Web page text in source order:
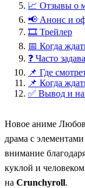
📈 Отзывы о
📢 Анонс и
🎞️ Трейлер
📅 Когда
❓ Часто
📌 Где
📌 Когда
✅ Вывод и
Новое аниме
драма с
внимание
куклой и
на Crunchyroll.